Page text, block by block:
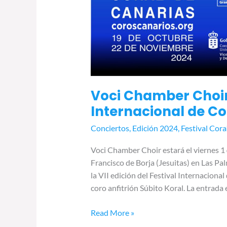
Voci Chamber
Internacional de
Conciertos, Edición 2024, Festival
Voci Chamber Choir estará el viernes
Francisco de Borja (Jesuitas) en Las
la VII edición del Festival
coro anfitrión Súbito Koral. La entrada
Read More »